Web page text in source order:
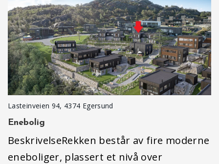
Lasteinveien 94, 4374 Egersund
Enebolig
BeskrivelseRekken består av fire moderne
eneboliger, plassert et nivå over